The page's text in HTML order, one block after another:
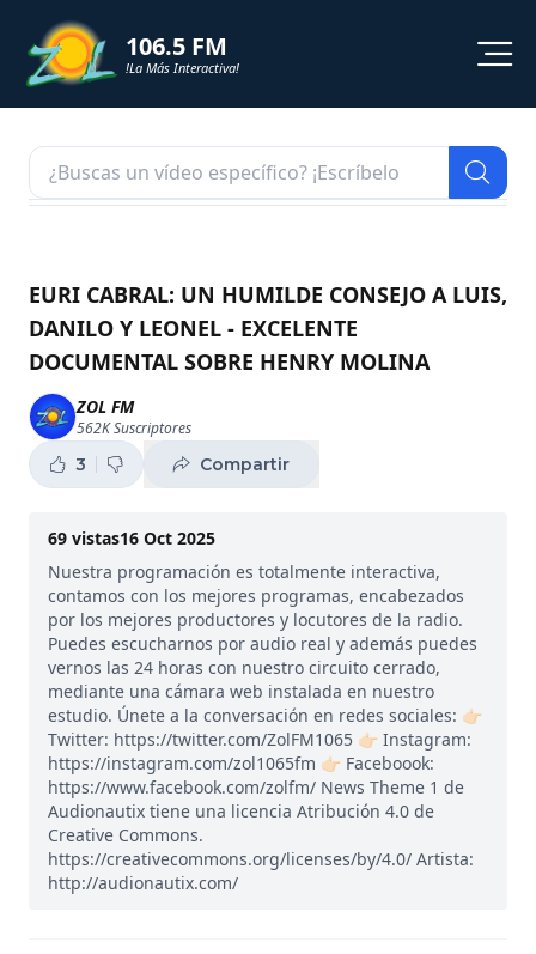
106.5 FM
!La Más Interactiva!
NOTICIAS
SHORTS
PODCAST
ZOL TV
EURI CABRAL: UN HUMILDE CONSEJO A LUIS,
DANILO Y LEONEL - EXCELENTE
DOCUMENTAL SOBRE HENRY MOLINA
ZOL FM
562KSuscriptores
3 Compartir
69 vistas16 Oct 2025
Nuestra programación es totalmente interactiva,
contamos con los mejores programas, encabezados
por los mejores productores y locutores de la radio.
Puedes escucharnos por audio real y además puedes
vernos las 24 horas con nuestro circuito cerrado,
mediante una cámara web instalada en nuestro
estudio. Únete a la conversación en redes sociales: 👉🏻
Twitter: https://twitter.com/ZolFM1065 👉🏻 Instagram:
https://instagram.com/zol1065fm 👉🏻 Faceboook:
https://www.facebook.com/zolfm/ News Theme 1 de
Audionautix tiene una licencia Atribución 4.0 de
Creative Commons.
https://creativecommons.org/licenses/by/4.0/ Artista:
http://audionautix.com/